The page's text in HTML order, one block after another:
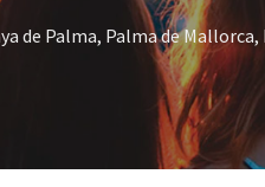
de Palma, Palma de Mallorca,